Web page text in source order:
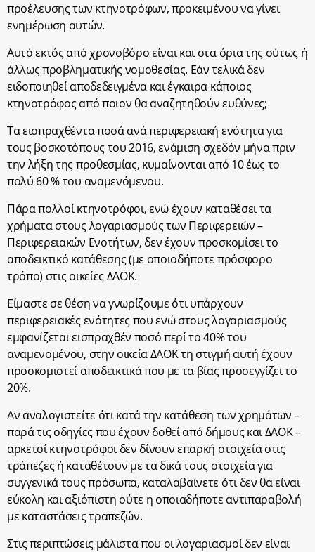
προέλευσης των κτηνοτρόφων, προκειμένου να γίνει
ενημέρωση αυτών.
Αυτό εκτός από χρονοβόρο είναι και στα όρια της ούτως ή
άλλως προβληματικής νομοθεσίας. Εάν τελικά δεν
ειδοποιηθεί αποδεδειγμένα και έγκαιρα κάποιος
κτηνοτρόφος από ποιον θα αναζητηθούν ευθύνες;
Τα εισπραχθέντα ποσά ανά περιφερειακή ενότητα για
τους βοσκοτόπους του 2016, ενάμιση σχεδόν μήνα πριν
την λήξη της προθεσμίας, κυμαίνονται από 10 έως το
πολύ 60 % του αναμενόμενου.
Πάρα πολλοί κτηνοτρόφοι, ενώ έχουν καταθέσει τα
χρήματα στους λογαριασμούς των Περιφερειών –
Περιφερειακών Ενοτήτων, δεν έχουν προσκομίσει το
αποδεικτικό κατάθεσης (με οποιοδήποτε πρόσφορο
τρόπο) στις οικείες ΔΑΟΚ.
Είμαστε σε θέση να γνωρίζουμε ότι υπάρχουν
περιφερειακές ενότητες που ενώ στους λογαριασμούς
εμφανίζεται εισπραχθέν ποσό περί το 40% του
αναμενομένου, στην οικεία ΔΑΟΚ τη στιγμή αυτή έχουν
προσκομιστεί αποδεικτικά που με τα βίας προσεγγίζει το
20%.
Αν αναλογιστείτε ότι κατά την κατάθεση των χρημάτων –
παρά τις οδηγίες που έχουν δοθεί από δήμους και ΔΑΟΚ –
αρκετοί κτηνοτρόφοι δεν δίνουν επαρκή στοιχεία στις
τράπεζες ή καταθέτουν με τα δικά τους στοιχεία για
συγγενικά τους πρόσωπα, καταλαβαίνετε ότι δεν θα είναι
εύκολη και αξιόπιστη ούτε η οποιαδήποτε αντιπαραβολή
με καταστάσεις τραπεζών.
Στις περιπτώσεις μάλιστα που οι λογαριασμοί δεν είναι